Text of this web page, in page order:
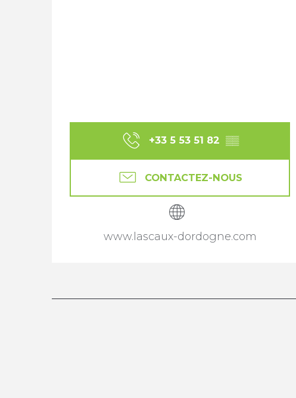
+33 5 53 51 82 ▒▒
CONTACTEZ-NOUS
www.lascaux-dordogne.com